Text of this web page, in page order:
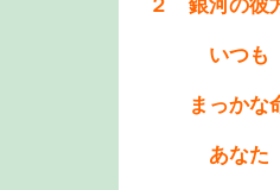
２ 銀河の彼
いつも
まっかな
あなた 独